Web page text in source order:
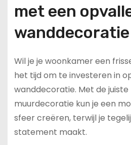
met een
wanddecoratie
Wil je je woonkamer een
het tijd om te investeren in
wanddecoratie. Met de juiste
muurdecoratie kun je een
sfeer creëren, terwijl je
statement maakt.